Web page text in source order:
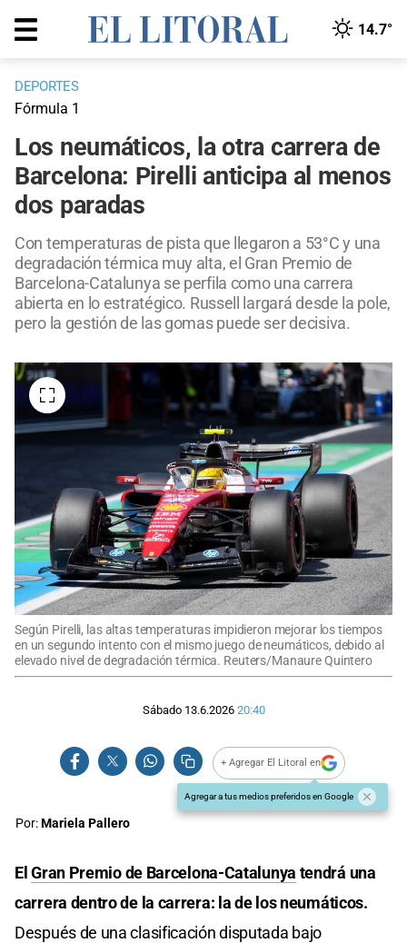
14.7°
DEPORTES
Fórmula 1
Los neumáticos, la otra carrera de
Barcelona: Pirelli anticipa al menos
dos paradas
Con temperaturas de pista que llegaron a 53°C y una
degradación térmica muy alta, el Gran Premio de
Barcelona-Catalunya se perfila como una carrera
abierta en lo estratégico. Russell largará desde la pole,
pero la gestión de las gomas puede ser decisiva.
Según Pirelli, las altas temperaturas impidieron mejorar los tiempos
en un segundo intento con el mismo juego de neumáticos, debido al
elevado nivel de degradación térmica. Reuters/Manaure Quintero
Sábado 13.6.2026 20:40
+ Agregar El Litoral en
Agregar a tus medios preferidos en Google
Por:Mariela Pallero
ElGran Premiode Barcelona-Catalunya tendrá una
carrera dentro de la carrera: la de los neumáticos.
Después de una clasificación disputada bajo